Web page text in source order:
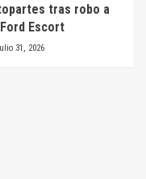
tras robo a
Escort
31, 2026